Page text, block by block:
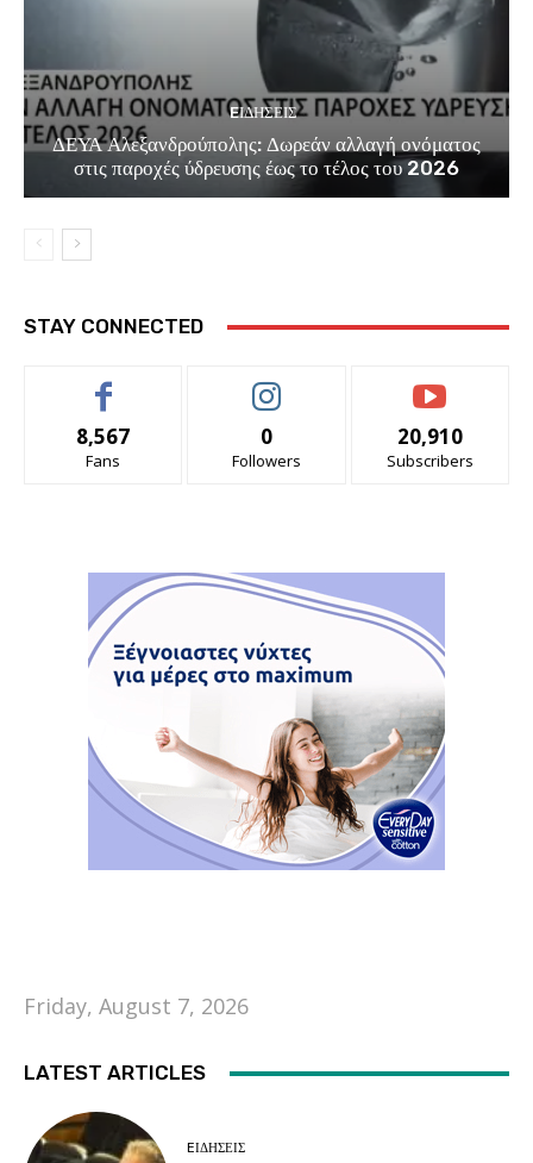
EΙΔΗΣΕΙΣ
ΔΕΥΑ Αλεξανδρούπολης: Δωρεάν αλλαγή ονόματος
στις παροχές ύδρευσης έως το τέλος του 2026
STAY CONNECTED
8,567
Fans
0
Followers
20,910
Subscribers
Friday, August 7, 2026
LATEST ARTICLES
EΙΔΗΣΕΙΣ